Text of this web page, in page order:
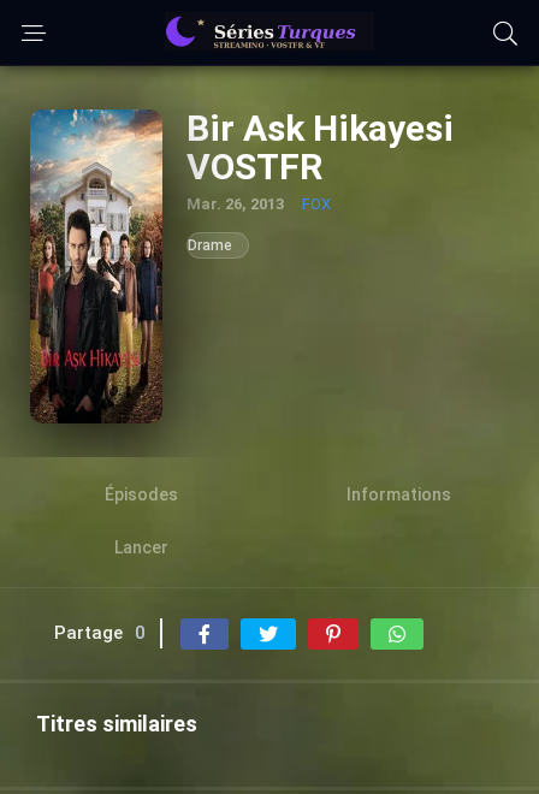
Bir Ask Hikayesi
VOSTFR
Mar. 26, 2013 FOX
Drame
Épisodes Informations
Lancer
Partage 0
Titres similaires